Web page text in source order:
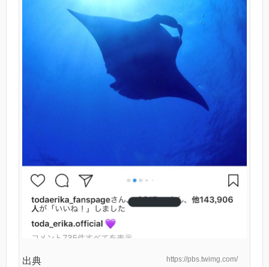
出典 https://pbs.twimg.com/